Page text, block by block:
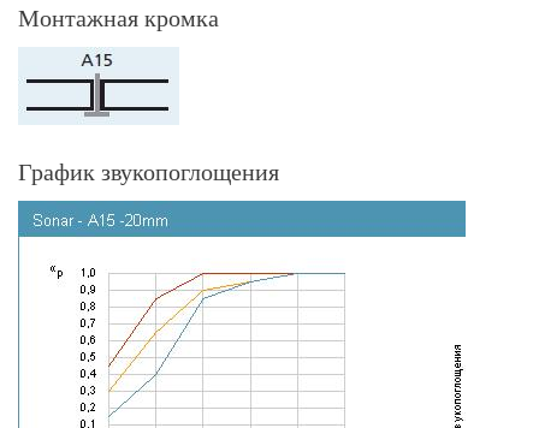
Монтажная кромка
График звукопоглощения